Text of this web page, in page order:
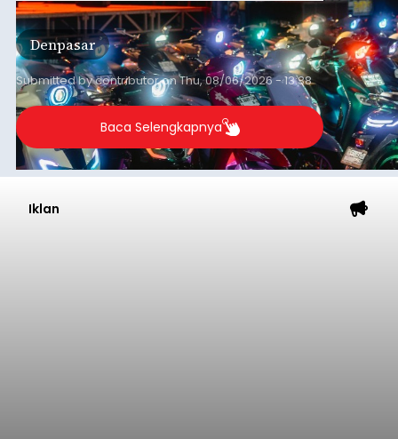
Denpasar
Submitted bycontributoronThu, 08/06/2026 - 13:38
Baca Selengkapnya
Iklan